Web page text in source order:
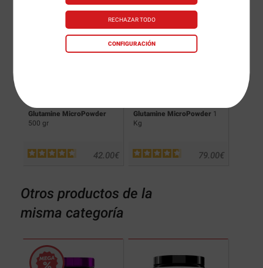
RECHAZAR TODO
CONFIGURACIÓN
Glutamine MicroPowder
500 gr
€
42.00
Glutamine MicroPowder 1
Kg
€
79.00
Otros productos de la
misma categoría